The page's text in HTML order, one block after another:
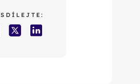
SDÍLEJTE: